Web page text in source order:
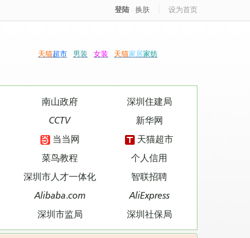
登陆 换肤 设为首页
天猫超市 男装 女装 天猫家居家纺
南山政府
深圳住建局
CCTV
新华网
当当网
天猫超市
菜鸟教程
个人信用
深圳市人才一体化
智联招聘
Alibaba.com
AliExpress
深圳市监局 深圳社保局